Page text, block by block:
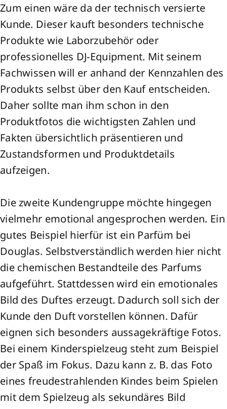
Zum einen wäre da der technisch versierte
Kunde. Dieser kauft besonders technische
Produkte wie Laborzubehör oder
professionelles DJ-Equipment. Mit seinem
Fachwissen will er anhand der Kennzahlen des
Produkts selbst über den Kauf entscheiden.
Daher sollte man ihm schon in den
Produktfotos die wichtigsten Zahlen und
Fakten übersichtlich präsentieren und
Zustandsformen und Produktdetails
aufzeigen.
Die zweite Kundengruppe möchte hingegen
vielmehr emotional angesprochen werden. Ein
gutes Beispiel hierfür ist ein Parfüm bei
Douglas. Selbstverständlich werden hier nicht
die chemischen Bestandteile des Parfums
aufgeführt. Stattdessen wird ein emotionales
Bild des Duftes erzeugt. Dadurch soll sich der
Kunde den Duft vorstellen können. Dafür
eignen sich besonders aussagekräftige Fotos.
Bei einem Kinderspielzeug steht zum Beispiel
der Spaß im Fokus. Dazu kann z. B. das Foto
eines freudestrahlenden Kindes beim Spielen
mit dem Spielzeug als sekundäres Bild